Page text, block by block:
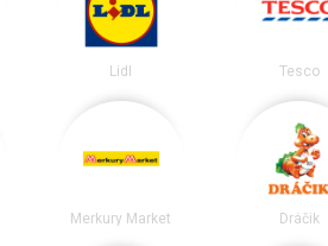
Lidl Tesco
Merkury Market Dráčik